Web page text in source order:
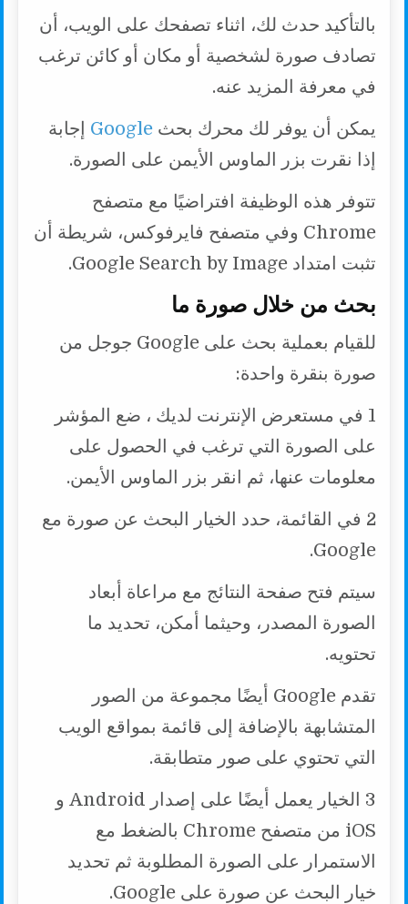
بالتأكيد حدث لك، اثناء تصفحك على الويب، أن
تصادف صورة لشخصية أو مكان أو كائن ترغب
في معرفة المزيد عنه.
يمكن أن يوفر لك محرك بحثGoogle إجابة
إذا نقرت بزر الماوس الأيمن على الصورة.
تتوفر هذه الوظيفة افتراضيًا مع متصفح
Chrome وفي متصفح فايرفوكس، شريطة أن
تثبت امتداد Google Search by Image.
بحث من خلال صورة ما
للقيام بعملية بحث على Google جوجل من
صورة بنقرة واحدة:
1 في مستعرض الإنترنت لديك ، ضع المؤشر
على الصورة التي ترغب في الحصول على
معلومات عنها، ثم انقر بزر الماوس الأيمن.
2 في القائمة، حدد الخيار البحث عن صورة مع
Google.
سيتم فتح صفحة النتائج مع مراعاة أبعاد
الصورة المصدر، وحيثما أمكن، تحديد ما
تحتويه.
تقدم Google أيضًا مجموعة من الصور
المتشابهة بالإضافة إلى قائمة بمواقع الويب
التي تحتوي على صور متطابقة.
3 الخيار يعمل أيضًا على إصدار Android و
iOS من متصفح Chrome بالضغط مع
الاستمرار على الصورة المطلوبة ثم تحديد
خيار البحث عن صورة على Google.